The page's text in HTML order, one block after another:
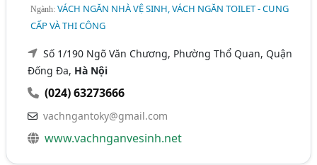
Ngành:VÁCH NGĂN NHÀ VỆ SINH, VÁCH NGĂN TOILET - CUNG
CẤP VÀ THI CÔNG
Số 1/190 Ngõ Văn Chương, Phường Thổ Quan, Quận
Đống Đa, Hà Nội
(024) 63273666
vachngantoky@gmail.com
www.vachnganvesinh.net